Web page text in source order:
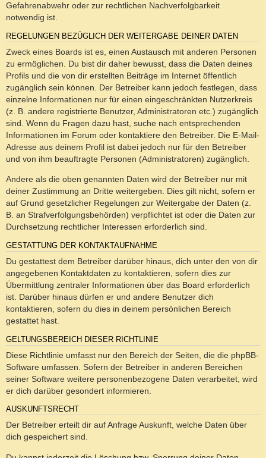
Gefahrenabwehr oder zur rechtlichen Nachverfolgbarkeit
notwendig ist.
REGELUNGEN BEZÜGLICH DER WEITERGABE DEINER DATEN
Zweck eines Boards ist es, einen Austausch mit anderen Personen
zu ermöglichen. Du bist dir daher bewusst, dass die Daten deines
Profils und die von dir erstellten Beiträge im Internet öffentlich
zugänglich sein können. Der Betreiber kann jedoch festlegen, dass
einzelne Informationen nur für einen eingeschränkten Nutzerkreis
(z. B. andere registrierte Benutzer, Administratoren etc.) zugänglich
sind. Wenn du Fragen dazu hast, suche nach entsprechenden
Informationen im Forum oder kontaktiere den Betreiber. Die E-Mail-
Adresse aus deinem Profil ist dabei jedoch nur für den Betreiber
und von ihm beauftragte Personen (Administratoren) zugänglich.
Andere als die oben genannten Daten wird der Betreiber nur mit
deiner Zustimmung an Dritte weitergeben. Dies gilt nicht, sofern er
auf Grund gesetzlicher Regelungen zur Weitergabe der Daten (z.
B. an Strafverfolgungsbehörden) verpflichtet ist oder die Daten zur
Durchsetzung rechtlicher Interessen erforderlich sind.
GESTATTUNG DER KONTAKTAUFNAHME
Du gestattest dem Betreiber darüber hinaus, dich unter den von dir
angegebenen Kontaktdaten zu kontaktieren, sofern dies zur
Übermittlung zentraler Informationen über das Board erforderlich
ist. Darüber hinaus dürfen er und andere Benutzer dich
kontaktieren, sofern du dies in deinem persönlichen Bereich
gestattet hast.
GELTUNGSBEREICH DIESER RICHTLINIE
Diese Richtlinie umfasst nur den Bereich der Seiten, die die phpBB-
Software umfassen. Sofern der Betreiber in anderen Bereichen
seiner Software weitere personenbezogene Daten verarbeitet, wird
er dich darüber gesondert informieren.
AUSKUNFTSRECHT
Der Betreiber erteilt dir auf Anfrage Auskunft, welche Daten über
dich gespeichert sind.